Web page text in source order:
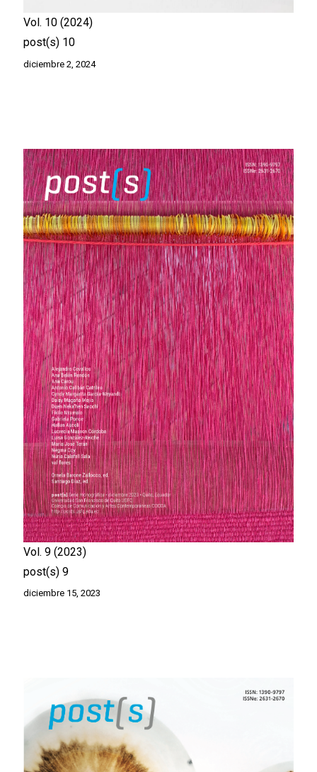
Vol. 10 2024
post(s) 10
diciembre 2, 2024
Vol. 9 2023
post(s) 9
diciembre 15, 2023